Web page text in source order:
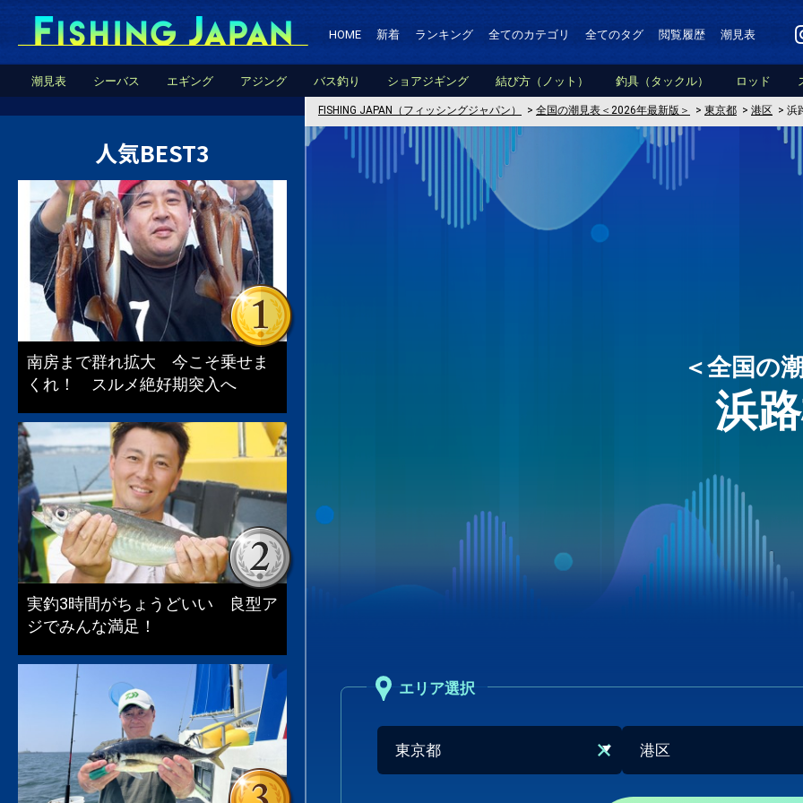
HOME 新着 ランキング 全てのカテゴリ 全てのタグ 閲覧履歴 潮見表
潮見表 シーバス エギング アジング バス釣り ショアジギング 結び方（ノット） 釣具（タックル） ロッド
FISHING JAPAN（フィッシングジャパン） > 全国の潮見表＜2026年最新版＞ > 東京都 > 港区 > 浜
＜全国の
浜
エリア選択
人気BEST3
南房まで群れ拡大 今こそ乗せま
くれ！ スルメ絶好期突入へ
実釣3時間がちょうどいい 良型ア
ジでみんな満足！